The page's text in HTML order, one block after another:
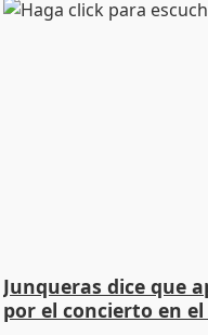
Junqueras dice que
por el concierto en